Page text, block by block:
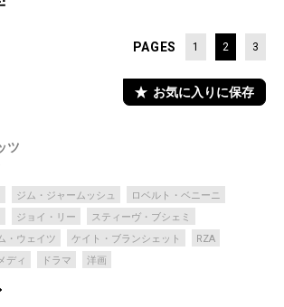
PAGES 1 2 3
お気に入りに保存
ツ
ジム・ジャームッシュ
ロベルト・ベニーニ
ジョイ・リー
スティーヴ・ブシェミ
・ウェイツ ケイト・ブランシェット
RZA
ディ ドラマ 洋画